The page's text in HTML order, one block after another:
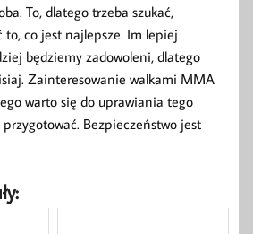
To, dlatego trzeba szukać,
to, co jest najlepsze. Im lepiej
będziemy zadowoleni, dlatego
Zainteresowanie walkami MMA
warto się do uprawiania tego
Bezpieczeństwo jest